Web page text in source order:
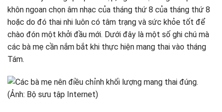
khôn ngoan chọn âm nhạc của tháng thứ 8 của tháng thứ 8
hoặc do đó thai nhi luôn có tâm trạng và sức khỏe tốt để
chào đón một khởi đầu mới. Dưới đây là một số ghi chú mà
các bà mẹ cần nắm bắt khi thực hiện mang thai vào tháng
Tám.